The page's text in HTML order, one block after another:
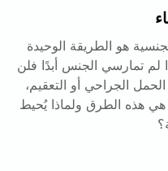
هو الطريقة الوحيدة
لم تمارسي الجنس أبدًا فلن
الجراحي أو التعقيم،
تقارب 100%. ما هي هذه الطرق ولماذا يُحيط